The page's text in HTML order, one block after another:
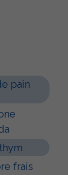
pain
frais